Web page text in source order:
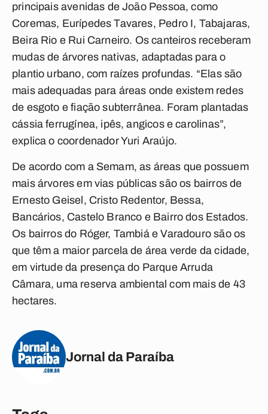
principais avenidas de João Pessoa, como
Coremas, Eurípedes Tavares, Pedro I, Tabajaras,
Beira Rio e Rui Carneiro. Os canteiros receberam
mudas de árvores nativas, adaptadas para o
plantio urbano, com raízes profundas. “Elas são
mais adequadas para áreas onde existem redes
de esgoto e fiação subterrânea. Foram plantadas
cássia ferrugínea, ipês, angicos e carolinas”,
explica o coordenador Yuri Araújo.
De acordo com a Semam, as áreas que possuem
mais árvores em vias públicas são os bairros de
Ernesto Geisel, Cristo Redentor, Bessa,
Bancários, Castelo Branco e Bairro dos Estados.
Os bairros do Róger, Tambiá e Varadouro são os
que têm a maior parcela de área verde da cidade,
em virtude da presença do Parque Arruda
Câmara, uma reserva ambiental com mais de 43
hectares.
Jornal da Paraíba